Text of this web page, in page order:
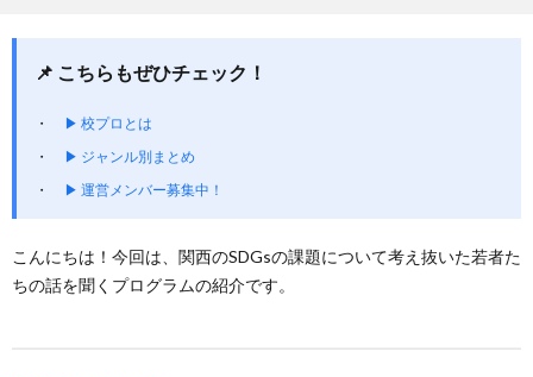
📌 こちらもぜひチェック！
▶ 校プロとは
▶ ジャンル別まとめ
▶ 運営メンバー募集中！
こんにちは！今回は、関西のSDGsの課題について考え抜いた若者た
ちの話を聞くプログラムの紹介です。